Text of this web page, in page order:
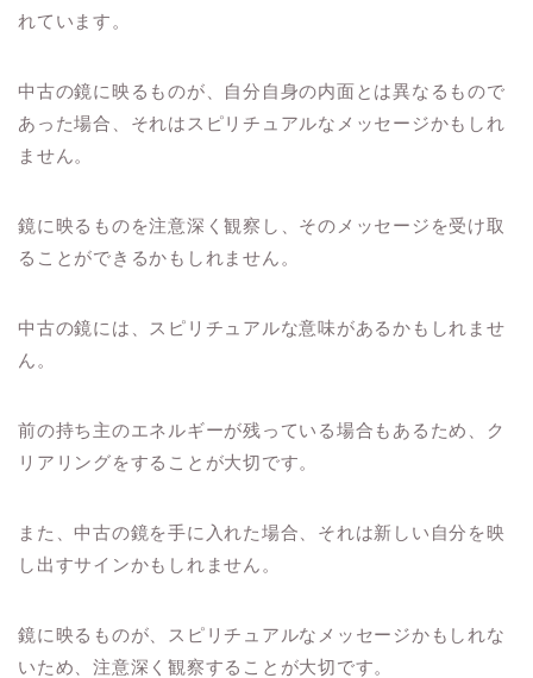
れています。
中古の鏡に映るものが、自分自身の内面とは異なるもので
あった場合、それはスピリチュアルなメッセージかもしれ
ません。
鏡に映るものを注意深く観察し、そのメッセージを受け取
ることができるかもしれません。
中古の鏡には、スピリチュアルな意味があるかもしれませ
ん。
前の持ち主のエネルギーが残っている場合もあるため、ク
リアリングをすることが大切です。
また、中古の鏡を手に入れた場合、それは新しい自分を映
し出すサインかもしれません。
鏡に映るものが、スピリチュアルなメッセージかもしれな
いため、注意深く観察することが大切です。